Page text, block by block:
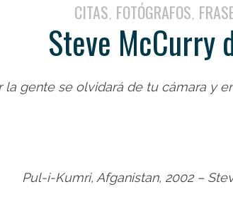
CITAS, FOTÓGRAFOS,
Steve McCurry
la gente se olvidará de tu cámara y
Pul-i-Kumri, Afganistan, 2002 –